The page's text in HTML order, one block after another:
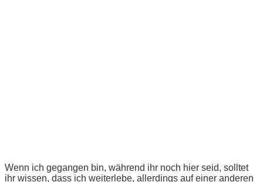
Wenn ich gegangen bin, während ihr noch hier seid, solltet
ihr wissen, dass ich weiterlebe, allerdings auf einer anderen